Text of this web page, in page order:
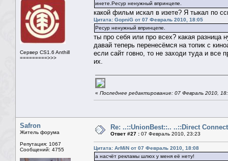
Сервер CS1.6 Anthill
=========>>>
инете.Ресур ненужный впринцепе.
какой фильм искал в изете? Я тыкал по
Цитата: GopniG от 07 Февраль 2010, 18:05
Ресур ненужный впринцепе.
ты про себя или про всех? какая
давай теперь перенесёмся на топик с
если сайт говно, то не заходи туда и
их.
« Последнее редактирование: 07 Февраль 2010,
Safron
Житель форума
Репутация: 1067
Сообщений: 4755
Re: ..::UnionBest::.. ..::Direct
Ответ #27 : 07 Февраль 2010, 23:23
Цитата: ArMiN от 07 Февраль 2010, 18:08
а насчёт рекламы шлюх у меня её нету!